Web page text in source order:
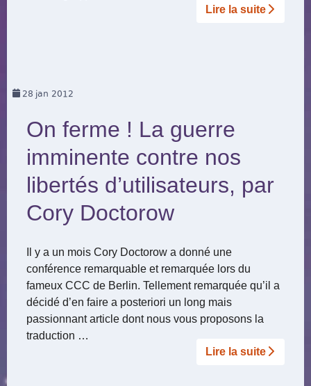
Lire la suite­­
28 jan 2012
On ferme ! La guerre
imminente contre nos
libertés d’utilisateurs, par
Cory Doctorow
Il y a un mois Cory Doctorow a donné une
conférence remarquable et remarquée lors du
fameux CCC de Berlin. Tellement remarquée qu’il a
décidé d’en faire a posteriori un long mais
passionnant article dont nous vous proposons la
traduction …
Lire la suite­­